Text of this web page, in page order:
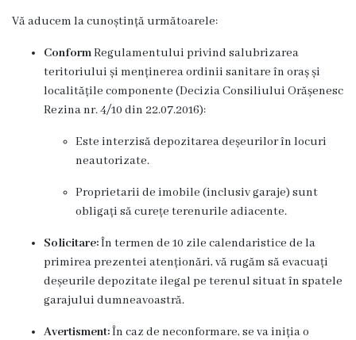
Zile
audiență
Primarul
Aparatul
Competențele
primarului
Dispozițiile
primarului
Vă aducem la cunoștință următoarele:
ConformRegulamentului privind salubrizarea
teritoriului și menținerea ordinii sanitare în oraș și
localitățile componente (Decizia Consiliului Orășenesc
Rezina nr. 4/10 din 22.07.2016):
Este interzisă depozitarea deșeurilor în locuri
neautorizate.
Proprietarii de imobile (inclusiv garaje) sunt
obligați să curețe terenurile adiacente.
Solicitare:În termen de 10 zile calendaristice de la
primirea prezentei atenționări, vă rugăm să evacuați
deșeurile depozitate ilegal pe terenul situat în spatele
garajului dumneavoastră.
Avertisment:În caz de neconformare, se va iniția o